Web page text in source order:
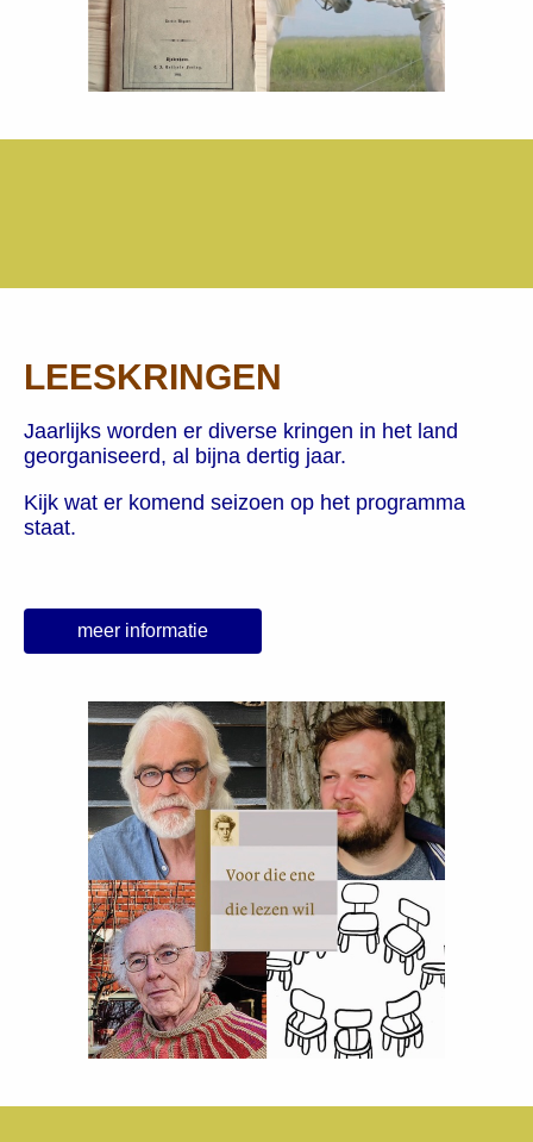
LEESKRINGEN
Jaarlijks worden er diverse kringen in het land
georganiseerd, al bijna dertig jaar.
Kijk wat er komend seizoen op het programma
staat.
meer informatie